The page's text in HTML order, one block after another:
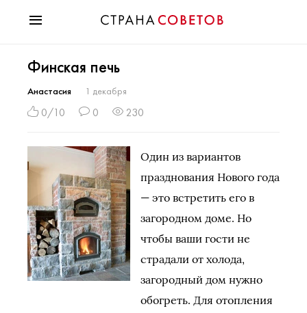
Мода
Звезды
Гороскопы
Психология
Хобби
Праздники
Финская печь
Анастасия 1 декабря
0/10 0 230
Один из вариантов
празднования Нового года
— это встретить его в
загородном доме. Но
чтобы ваши гости не
страдали от холода,
загородный дом нужно
обогреть. Для отопления